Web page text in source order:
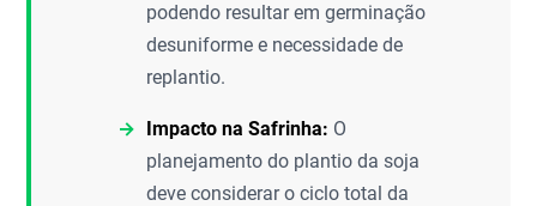
podendo resultar em germinação
desuniforme e necessidade de
replantio.
Impacto na Safrinha: O
planejamento do plantio da soja
deve considerar o ciclo total da